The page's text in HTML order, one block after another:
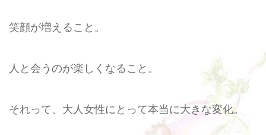
笑顔が増えること。
人と会うのが楽しくなること。
それって、大人女性にとって本当に大きな変化。